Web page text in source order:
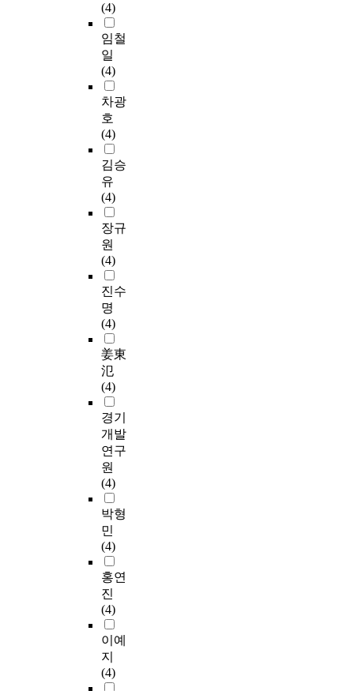
(4)
임철
일
(4)
차광
호
(4)
김승
유
(4)
장규
원
(4)
진수
명
(4)
姜東
氾
(4)
경기
개발
연구
원
(4)
박형
민
(4)
홍연
진
(4)
이예
지
(4)